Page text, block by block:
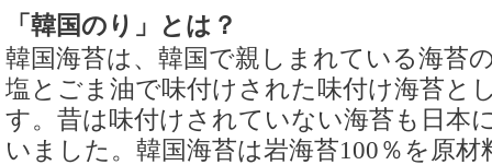
「韓国のり」とは？
韓国海苔は、韓国で親しまれている海苔
塩とごま油で味付けされた味付け海苔と
す。昔は味付けされていない海苔も日本
いました。韓国海苔は岩海苔100％を原